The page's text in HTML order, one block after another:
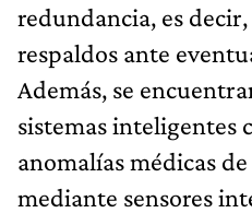
redundancia, es
respaldos ante
Además, se
sistemas inteligentes
anomalías médicas
mediante sensores